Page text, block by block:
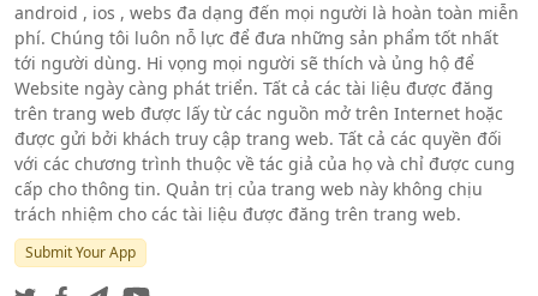
android , ios , webs đa dạng đến mọi người là hoàn toàn miễn
phí. Chúng tôi luôn nỗ lực để đưa những sản phẩm tốt nhất
tới người dùng. Hi vọng mọi người sẽ thích và ủng hộ để
Website ngày càng phát triển. Tất cả các tài liệu được đăng
trên trang web được lấy từ các nguồn mở trên Internet hoặc
được gửi bởi khách truy cập trang web. Tất cả các quyền đối
với các chương trình thuộc về tác giả của họ và chỉ được cung
cấp cho thông tin. Quản trị của trang web này không chịu
trách nhiệm cho các tài liệu được đăng trên trang web.
Submit Your App